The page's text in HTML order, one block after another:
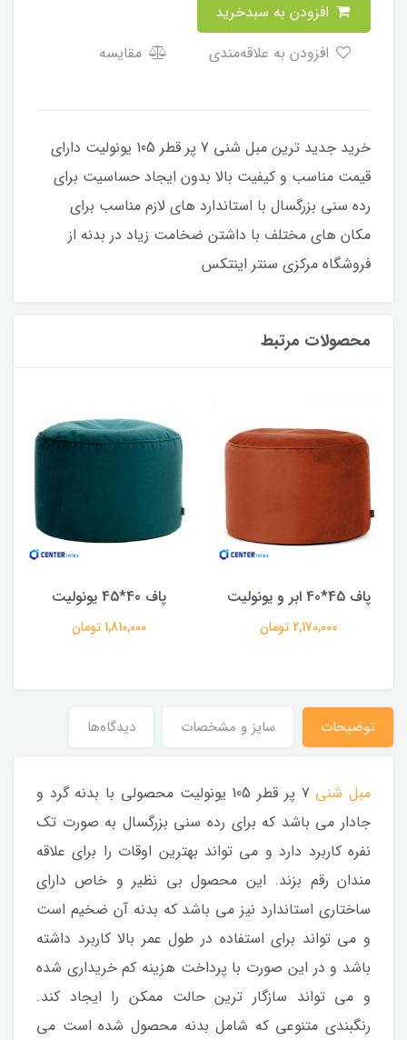
مقایسه
خرید جدید ترین مبل شنی 7 پر قطر 105 یونولیت دارای
قیمت مناسب و کیفیت بالا بدون ایجاد حساسیت برای
رده سنی بزرگسال با استاندارد های لازم مناسب برای
مکان های مختلف با داشتن ضخامت زیاد در بدنه از
فروشگاه مرکزی سنتر اینتکس
محصولات مرتبط
پاف 45*40 ابر و یونولیت
2,170,000 تومان
پاف 40*45 یونولیت
1,810,000 تومان
توضیحات سایز و مشخصات دیدگاه‌ها
مبل شنی
7 پر قطر 105 یونولیت محصولی با بدنه گرد و
جادار می باشد که برای رده سنی بزرگسال به صورت تک
نفره کاربرد دارد و می تواند بهترین اوقات را برای علاقه
مندان رقم بزند. این محصول بی نظیر و خاص دارای
ساختاری استاندارد نیز می باشد که بدنه آن ضخیم است
و می تواند برای استفاده در طول عمر بالا کاربرد داشته
باشد و در این صورت با پرداخت هزینه کم خریداری شده
و می تواند سازگار ترین حالت ممکن را ایجاد کند.
رنگبندی متنوعی که شامل بدنه محصول شده است می